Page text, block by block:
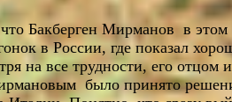
Бакберген Мирманов в этом
в России, где показал
на все трудности, его отцом и
было принято